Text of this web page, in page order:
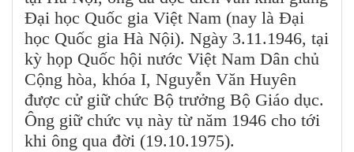
Đại học Quốc gia Việt Nam (nay là Đại
học Quốc gia Hà Nội). Ngày 3.11.1946, tại
kỳ họp Quốc hội nước Việt Nam Dân chủ
Cộng hòa, khóa I, Nguyễn Văn Huyên
được cử giữ chức Bộ trưởng Bộ Giáo dục.
Ông giữ chức vụ này từ năm 1946 cho tới
khi ông qua đời (19.10.1975).